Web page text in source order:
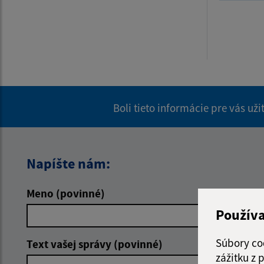
Súbory
zážitku z
Boli tieto informácie pre vás
Napíšte nám:
Meno (povinné) E-mailová
Text vašej správy (povinné)